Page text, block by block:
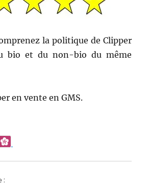
la politique de Clipper
bio et du non-bio du même
en vente en GMS.
: